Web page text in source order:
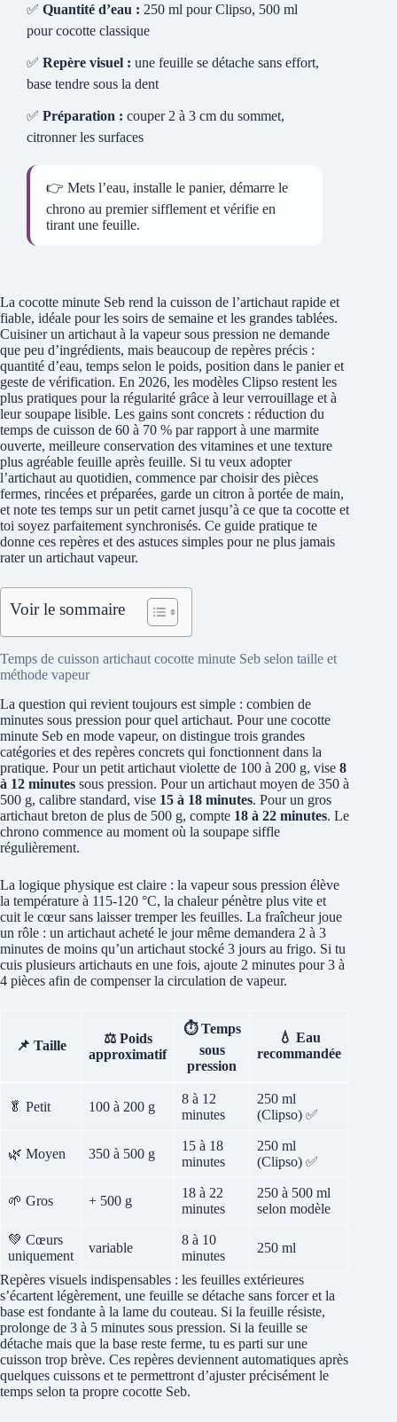
✅ Quantité d’eau : 250 ml pour Clipso, 500 ml
pour cocotte classique
✅ Repère visuel : une feuille se détache sans effort,
base tendre sous la dent
✅ Préparation : couper 2 à 3 cm du sommet,
citronner les surfaces
👉 Mets l’eau, installe le panier, démarre le
chrono au premier sifflement et vérifie en
tirant une feuille.
La cocotte minute Seb rend la cuisson de l’artichaut rapide et
fiable, idéale pour les soirs de semaine et les grandes tablées.
Cuisiner un artichaut à la vapeur sous pression ne demande
que peu d’ingrédients, mais beaucoup de repères précis :
quantité d’eau, temps selon le poids, position dans le panier et
geste de vérification. En 2026, les modèles Clipso restent les
plus pratiques pour la régularité grâce à leur verrouillage et à
leur soupape lisible. Les gains sont concrets : réduction du
temps de cuisson de 60 à 70 % par rapport à une marmite
ouverte, meilleure conservation des vitamines et une texture
plus agréable feuille après feuille. Si tu veux adopter
l’artichaut au quotidien, commence par choisir des pièces
fermes, rincées et préparées, garde un citron à portée de main,
et note tes temps sur un petit carnet jusqu’à ce que ta cocotte et
toi soyez parfaitement synchronisés. Ce guide pratique te
donne ces repères et des astuces simples pour ne plus jamais
rater un artichaut vapeur.
Voir le sommaire
Temps de cuisson artichaut cocotte minute Seb selon taille et
méthode vapeur
La question qui revient toujours est simple : combien de
minutes sous pression pour quel artichaut. Pour une cocotte
minute Seb en mode vapeur, on distingue trois grandes
catégories et des repères concrets qui fonctionnent dans la
pratique. Pour un petit artichaut violette de 100 à 200 g, vise 8
à 12 minutes sous pression. Pour un artichaut moyen de 350 à
500 g, calibre standard, vise 15 à 18 minutes. Pour un gros
artichaut breton de plus de 500 g, compte 18 à 22 minutes. Le
chrono commence au moment où la soupape siffle
régulièrement.
La logique physique est claire : la vapeur sous pression élève
la température à 115-120 °C, la chaleur pénètre plus vite et
cuit le cœur sans laisser tremper les feuilles. La fraîcheur joue
un rôle : un artichaut acheté le jour même demandera 2 à 3
minutes de moins qu’un artichaut stocké 3 jours au frigo. Si tu
cuis plusieurs artichauts en une fois, ajoute 2 minutes pour 3 à
4 pièces afin de compenser la circulation de vapeur.
📌 Taille
⚖️ Poids
approximatif
⏱️ Temps
sous
pression
💧 Eau
recommandée
🥬 Petit 100 à 200 g
8 à 12
minutes
250 ml
(Clipso) ✅
🌿 Moyen 350 à 500 g
15 à 18
minutes
250 ml
(Clipso) ✅
🌱 Gros + 500 g
18 à 22
minutes
250 à 500 ml
selon modèle
💚 Cœurs
uniquement
variable
8 à 10
minutes
250 ml
Repères visuels indispensables : les feuilles extérieures
s’écartent légèrement, une feuille se détache sans forcer et la
base est fondante à la lame du couteau. Si la feuille résiste,
prolonge de 3 à 5 minutes sous pression. Si la feuille se
détache mais que la base reste ferme, tu es parti sur une
cuisson trop brève. Ces repères deviennent automatiques après
quelques cuissons et te permettront d’ajuster précisément le
temps selon ta propre cocotte Seb.